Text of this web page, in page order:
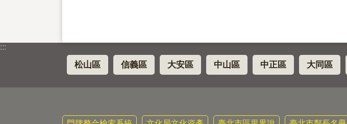
:::
松山區 信義區 大安區 中山區 中正區 大同區